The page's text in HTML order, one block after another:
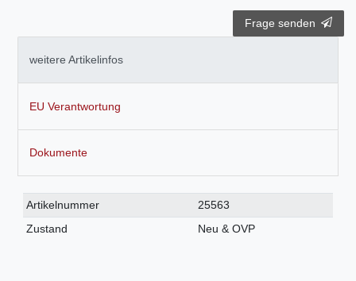
Frage senden
weitere Artikelinfos
EU Verantwortung
Dokumente
Technisches
Merkmal
Wert
Artikelnummer
25563
Zustand
Neu & OVP